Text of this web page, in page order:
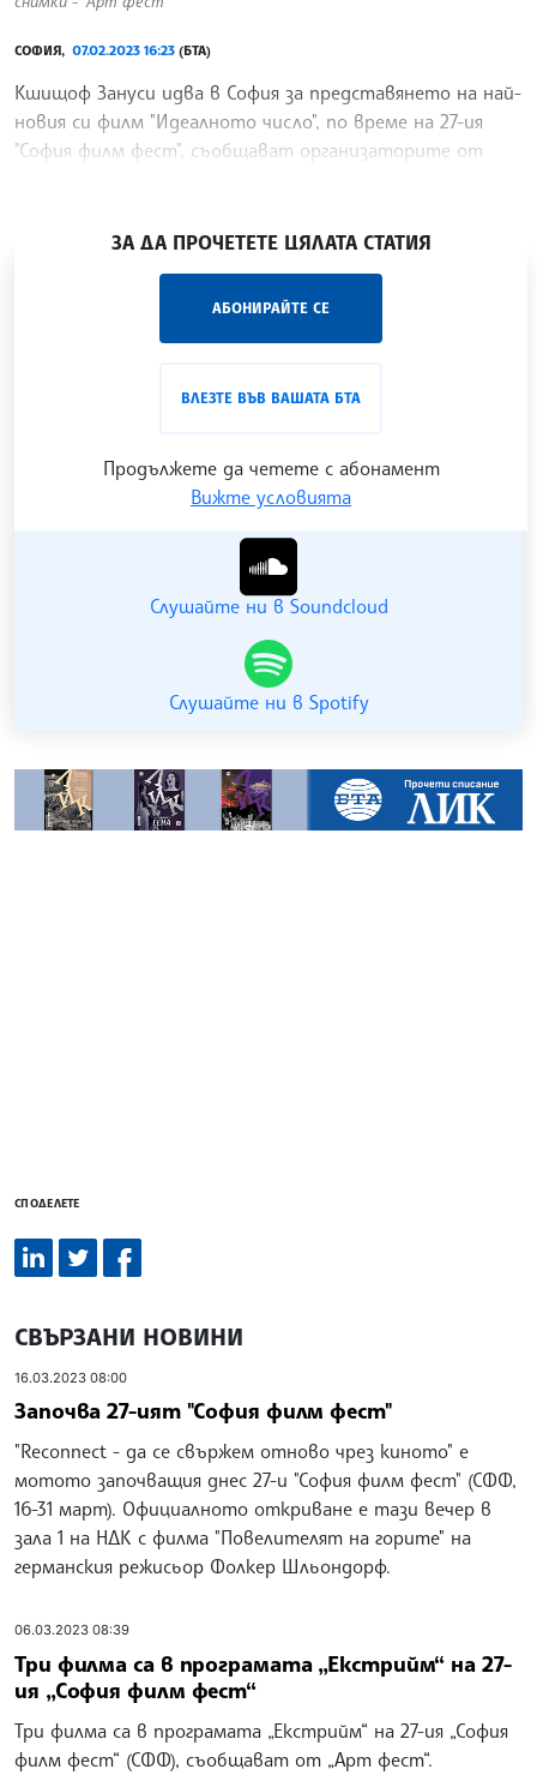
СОФИЯ, 07.02.2023 16:23 (БТА)
Кшищоф Зануси идва в София за представянето на най-
новия си филм "Идеалното число", по време на 27-ия
"София филм фест", съобщават организаторите от
ЗА ДА ПРОЧЕТЕТЕ ЦЯЛАТА СТАТИЯ
АБОНИРАЙТЕ СЕ
ВЛЕЗТЕ ВЪВ ВАШАТА БТА
Продължете да четете с абонамент
Вижте условията
„Час ЛИК“ на БТА е мястото за срещи отблизо с
Гледайте ни в YouTube
Слушайте ни в Soundcloud
Слушайте ни в Spotify
СПОДЕЛЕТЕ
СВЪРЗАНИ НОВИНИ
16.03.2023 08:00
Започва 27-ият "София филм фест"
"Reconnect - да се свържем отново чрез киното" e
мотото започващия днес 27-и "София филм фест" (СФФ,
16-31 март). Официалното откриване е тази вечер в
зала 1 на НДК с филма "Повелителят на горите" на
германския режисьор Фолкер Шльондорф.
06.03.2023 08:39
Три филма са в програмата „Екстрийм“ на 27-
ия „София филм фест“
Три филма са в програмата „Екстрийм“ на 27-ия „София
филм фест“ (СФФ), съобщават от „Арт фест“.